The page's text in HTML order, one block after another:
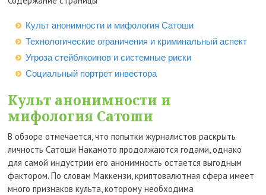
Культ анонимности и мифология Сатоши
Технологические ограничения и криминальный аспект
Угроза стейблкоинов и системные риски
Социальный портрет инвестора
Культ анонимности и
мифология Сатоши
В обзоре отмечается, что попытки журналистов раскрыть
личность Сатоши Накамото продолжаются годами, однако
для самой индустрии его анонимность остается выгодным
фактором. По словам Маккензи, криптовалютная сфера имеет
много признаков культа, которому необходима